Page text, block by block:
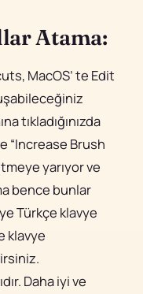
Atama:
MacOS’ te Edit
tıkladığınızda
“Increase Brush
yarıyor ve
bence bunlar
Türkçe klavye
klavye
Daha iyi ve